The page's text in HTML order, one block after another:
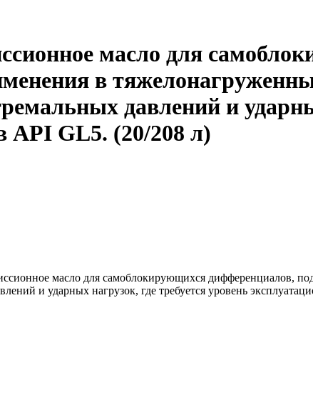
масло для
в
давлений и
API GL5. (20/208 л)
масло для самоблокирующихся дифференциалов,
и ударных нагрузок, где требуется уровень